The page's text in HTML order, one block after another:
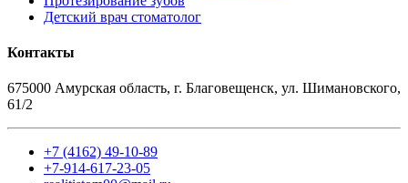
Детский врач стоматолог
Контакты
675000 Амурская область, г. Благовещенск, ул. Шимановского,
61/2
+7 (4162) 49-10-89
+7-914-617-23-05